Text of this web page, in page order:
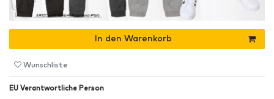
In den Warenkorb
Wunschliste
EU Verantwortliche Person